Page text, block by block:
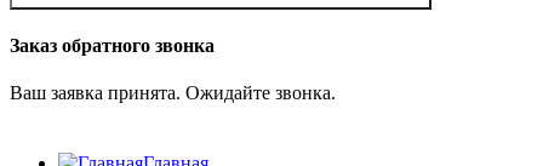
Заказ обратного звонка
Ваш заявка принята. Ожидайте звонка.